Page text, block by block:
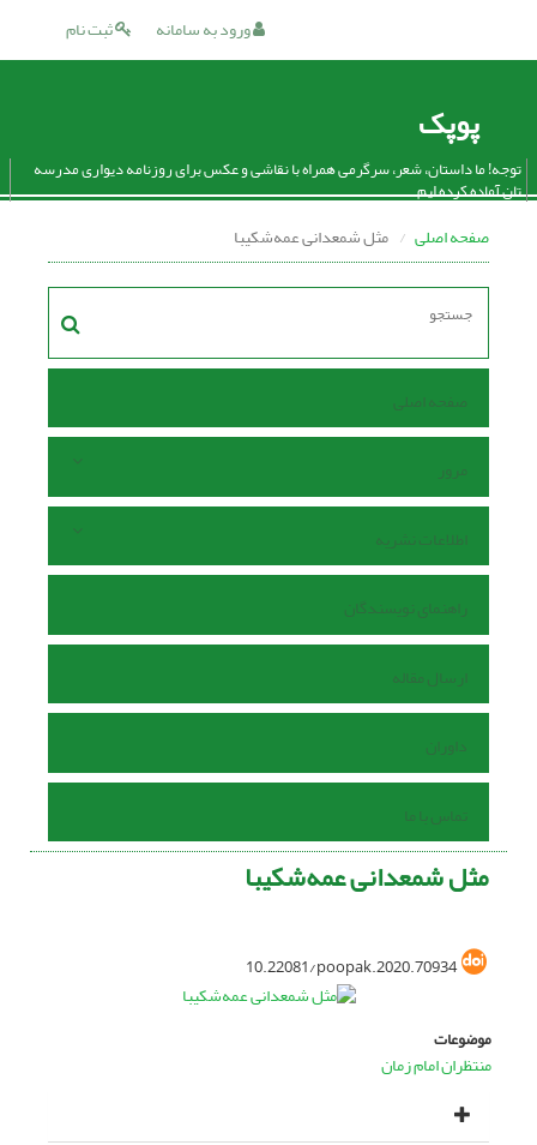
ثبت نام ورود به سامانه
پوپک
توجه! ما داستان، شعر، سرگرمی همراه با نقاشی و عکس برای روزنامه دیواری مدرسه
تان آماده کرده ایم.
صفحه اصلی مثل شمعدانی عمه‌شکیبا
صفحه اصلی
مرور
اطلاعات نشریه
راهنمای نویسندگان
ارسال مقاله
داوران
تماس با ما
مثل شمعدانی عمه‌شکیبا
10.22081/poopak.2020.70934
موضوعات
منتظران امام زمان